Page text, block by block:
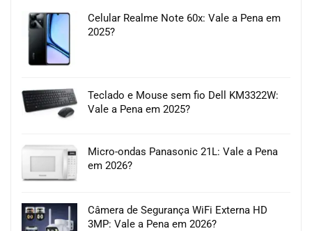
Celular Realme Note 60x: Vale a Pena em
2025?
Teclado e Mouse sem fio Dell KM3322W:
Vale a Pena em 2025?
Micro-ondas Panasonic 21L: Vale a Pena
em 2026?
Câmera de Segurança WiFi Externa HD
3MP: Vale a Pena em 2026?